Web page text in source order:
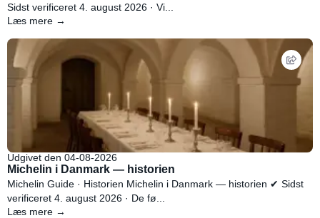
Sidst verificeret 4. august 2026 · Vi...
Læs mere →
Udgivet den 04-08-2026
Michelin i Danmark — historien
Michelin Guide · Historien Michelin i Danmark — historien ✔ Sidst
verificeret 4. august 2026 · De fø...
Læs mere →